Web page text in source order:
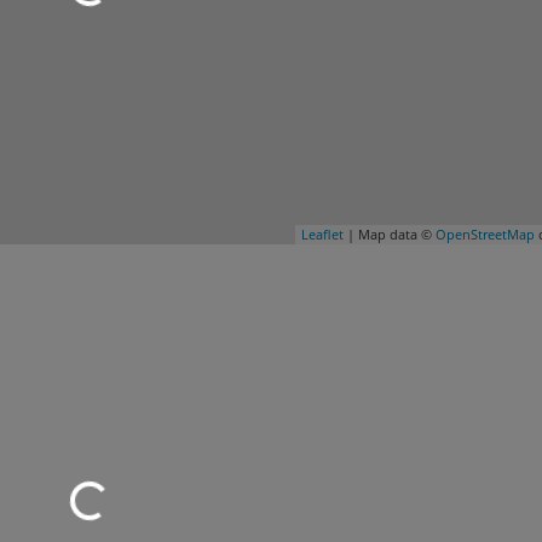
Leaflet | Map data © OpenStreetMap
geladen …